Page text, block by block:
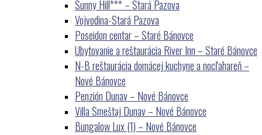
Sunny Hill*** – Stará Pazova
Vojvodina-Stará Pazova
Poseidon centar – Staré Bánovce
Ubytovanie a reštaurácia River Inn – Staré Bánovce
N-B reštaurácia domácej kuchyne a nocľahareň –
Nové Bánovce
Penzión Dunav – Nové Bánovce
Villa Smeštaj Dunav – Nové Bánovce
Bungalow Lux (1) – Nové Bánovce